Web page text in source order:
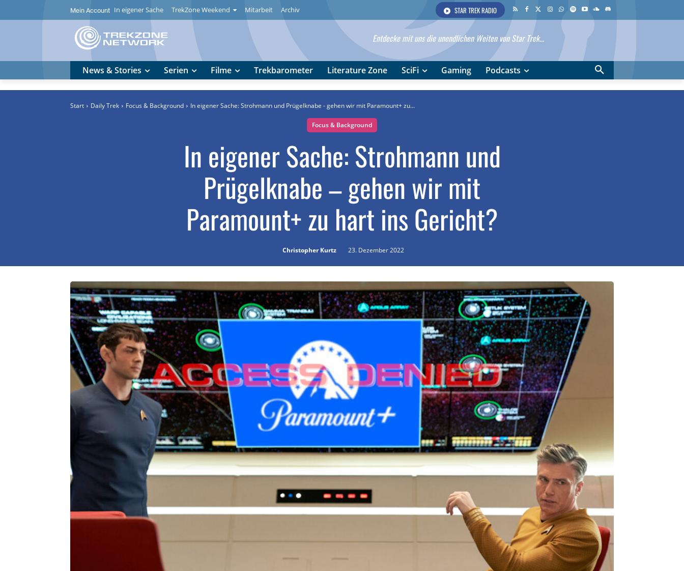
Mein Account In eigener Sache TrekZone Weekend Mitarbeit Archiv STAR TREK RADIO
Entdecke mit uns die unendlichen Weiten von Star Trek...
News & Stories Serien Filme Trekbarometer Literature Zone SciFi Gaming Podcasts
Start Daily Trek Focus & Background In eigener Sache: Strohmann und Prügelknabe - gehen wir mit Paramount+ zu...
Focus & Background
In eigener Sache: Strohmann und
Prügelknabe – gehen wir mit
Paramount+ zu hart ins Gericht?
Christopher Kurtz 23. Dezember 2022